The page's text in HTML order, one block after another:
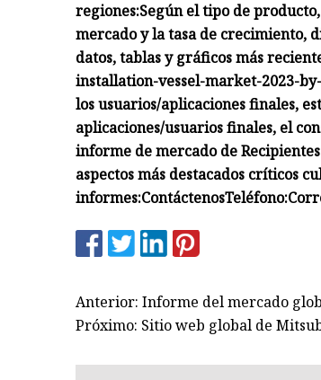
regiones:Según el tipo de
mercado y la tasa de crecimiento,
datos, tablas y gráficos más
installation-vessel-market-2023-
los usuarios/aplicaciones finales,
aplicaciones/usuarios finales, el
informe de mercado de
aspectos más destacados críticos
informes:ContáctenosTeléfono:
Anterior: Informe del mercado
Próximo: Sitio web global de